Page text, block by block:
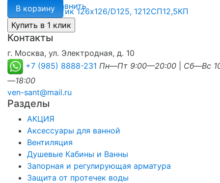
избранное сравнить
В корзину
Контакты
г. Москва, ул. Электродная, д. 10
+7 (985) 8888-231 Пн—Пт 9:00—20:00
Сб—Вс
—18:00
ven-sant@mail.ru
Разделы
АКЦИЯ
Аксессуары для ванной
Вентиляция
Душевые Кабины и Ванны
Запорная и регулирующая арматура
Защита от протечек воды